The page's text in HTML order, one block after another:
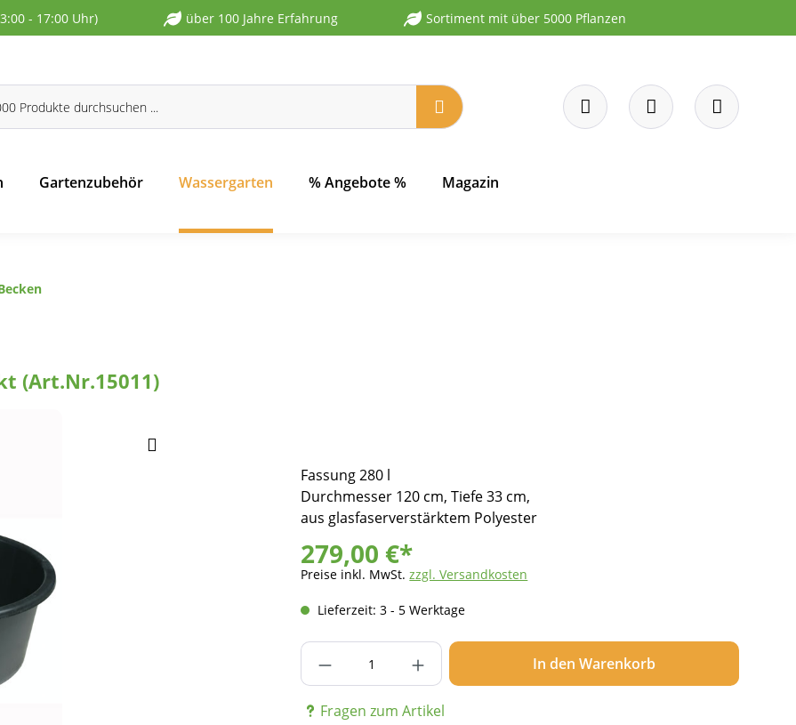
- 17:00 Uhr) über 100 Jahre Erfahrung Sortiment mit über 5000 Pflanzen
Gartenzubehör Wassergarten % Angebote % Magazin
(Art.Nr.15011)
Fassung 280 l
Durchmesser 120 cm, Tiefe 33 cm,
aus glasfaserverstärktem Polyester
279,00 €*
Preise inkl. MwSt.zzgl. Versandkosten
Lieferzeit: 3 - 5 Werktage
Produkt Anzahl: Gib den gewünschten Wert ein
In den Warenkorb
Fragen zum Artikel